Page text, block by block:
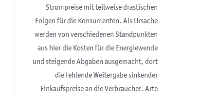
Strompreise mit teilweise drastischen
Folgen für die Konsumenten. Als Ursache
werden von verschiedenen Standpunkten
aus hier die Kosten für die Energiewende
und steigende Abgaben ausgemacht, dort
die fehlende Weitergabe sinkender
Einkaufspreise an die Verbraucher. Arte